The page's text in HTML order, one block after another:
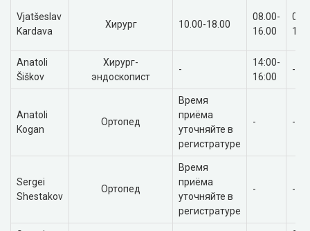
Vjatšeslav
Kardava
Хирург 10.00-18.00
08.00-
16.00
Аnatoli
Šiškov
Хирург-
эндоскопист
-
14:00-
16:00
-
Anatoli
Kogan
Ортопед
Время
приёма
уточняйте в
регистратуре
- -
Sergei
Shestakov
Ортопед
Время
приёма
уточняйте в
регистратуре
- -